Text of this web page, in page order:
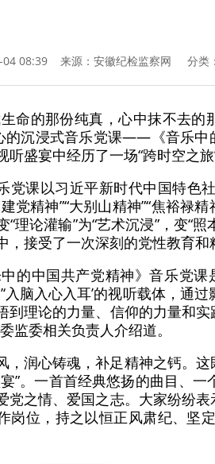
04 08:39 来源： 安徽纪检监察网 分类
命的那份纯真，心中抹不去
的沉浸式音乐党课——《音乐中
听盛宴中经历了一场“跨时空之
党课以习近平新时代中国特色
党精神”“大别山精神”“焦裕禄
“理论灌输”为“艺术沉浸”，变“
，接受了一次深刻的党性教育和
的中国共产党精神》音乐党
’‘入脑入心入耳’的视听载体，
到理论的力量、信仰的力量和
监委相关负责人介绍道。
，润心铸魂，补足精神之钙。
”。一首首经典悠扬的曲目、
党之情、爱国之志。大家纷纷
岗位，持之以恒正风肃纪、坚